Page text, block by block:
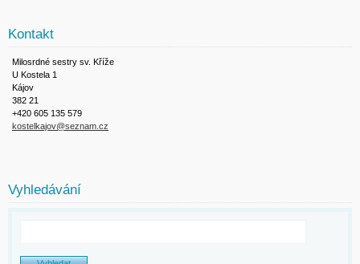
Kontakt
Milosrdné sestry sv. Kříže
U Kostela 1
Kájov
382 21
+420 605 135 579
kostelkajov@seznam.cz
Vyhledávání